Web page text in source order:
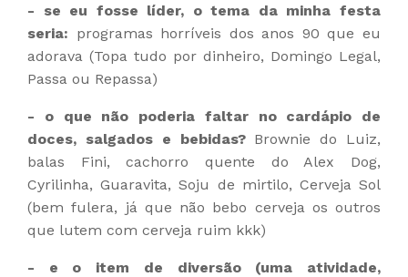
- se eu fosse líder, o tema da minha festa
seria: programas horríveis dos anos 90 que eu
adorava (Topa tudo por dinheiro, Domingo Legal,
Passa ou Repassa)
- o que não poderia faltar no cardápio de
doces, salgados e bebidas?Brownie do Luiz,
balas Fini, cachorro quente do Alex Dog,
Cyrilinha, Guaravita, Soju de mirtilo, Cerveja Sol
(bem fulera, já que não bebo cerveja os outros
que lutem com cerveja ruim kkk)
- e o item de diversão (uma atividade,